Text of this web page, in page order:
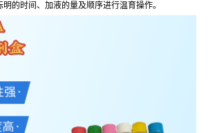
的时间、加液的量及顺序进行温育操作。